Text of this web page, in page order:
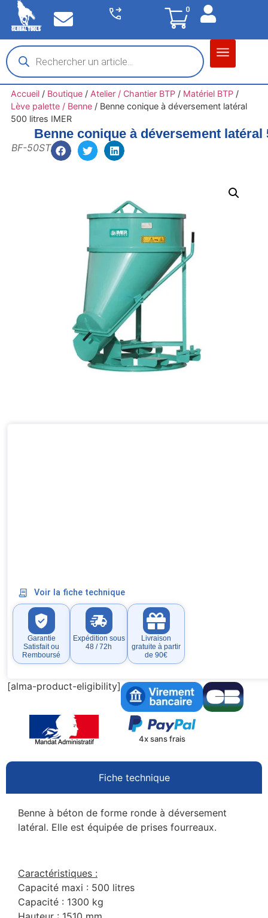
0
Accueil/ Boutique/ Atelier / Chantier BTP/ Matériel BTP/
Lève palette / Benne/ Benne conique à déversement latéral
500 litres IMER
Benne conique à déversement latéral
BF-50ST
Voir la fiche technique
Garantie
Satisfait ou
Remboursé
Expédition sous
48 / 72h
Livraison
gratuite à partir
de 90€
[alma-product-eligibility]
4x sans frais
Fiche technique
Benne à béton de forme ronde à déversement
latéral. Elle est équipée de prises fourreaux.
Caractéristiques :
Capacité maxi : 500 litres
Capacité : 1300 kg